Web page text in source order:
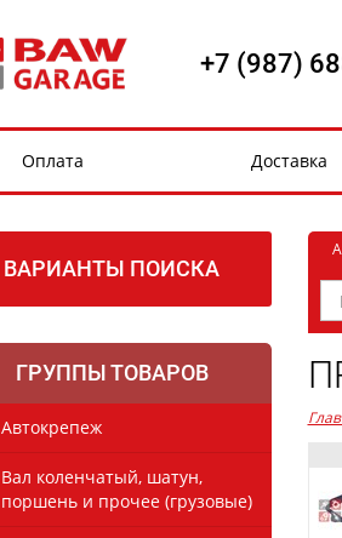
+7 (987)
Оплата Доставка
ВАРИАНТЫ ПОИСКА
ГРУППЫ ТОВАРОВ
Автокрепеж
Вал коленчатый, шатун,
поршень и прочее (грузовые)